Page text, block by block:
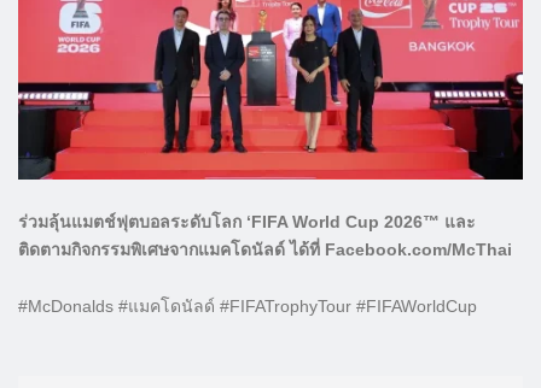
ร่วมลุ้นแมตช์ฟุตบอลระดับโลก ‘FIFA World Cup 2026™ และ
ติดตามกิจกรรมพิเศษจากแมคโดนัลด์ ได้ที่ Facebook.com/McThai
#McDonalds #แมคโดนัลด์ #FIFATrophyTour #FIFAWorldCup